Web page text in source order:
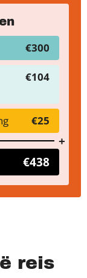
€300
€104
€25
€438
reis